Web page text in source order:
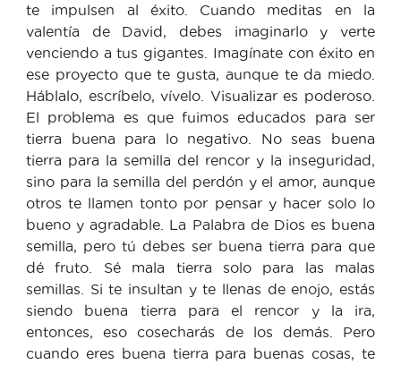
te impulsen al éxito. Cuando meditas en la
valentía de David, debes imaginarlo y verte
venciendo a tus gigantes. Imagínate con éxito en
ese proyecto que te gusta, aunque te da miedo.
Háblalo, escríbelo, vívelo. Visualizar es poderoso.
El problema es que fuimos educados para ser
tierra buena para lo negativo. No seas buena
tierra para la semilla del rencor y la inseguridad,
sino para la semilla del perdón y el amor, aunque
otros te llamen tonto por pensar y hacer solo lo
bueno y agradable. La Palabra de Dios es buena
semilla, pero tú debes ser buena tierra para que
dé fruto. Sé mala tierra solo para las malas
semillas. Si te insultan y te llenas de enojo, estás
siendo buena tierra para el rencor y la ira,
entonces, eso cosecharás de los demás. Pero
cuando eres buena tierra para buenas cosas, te